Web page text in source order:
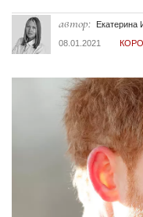
автор:
Екатерина
08.01.2021